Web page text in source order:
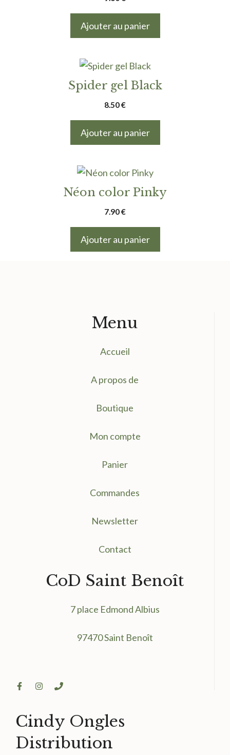
Ajouter au panier
Spider gel Black
8.50€
Ajouter au panier
Néon color Pinky
7.90€
Ajouter au panier
Menu
Accueil
A propos de
Boutique
Mon compte
Panier
Commandes
Newsletter
Contact
CoD Saint Benoît
7 place Edmond Albius
97470 Saint Benoît
Cindy Ongles
Distribution